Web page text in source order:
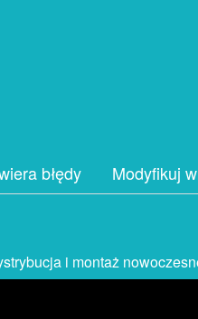
błędy Modyfikuj
i montaż